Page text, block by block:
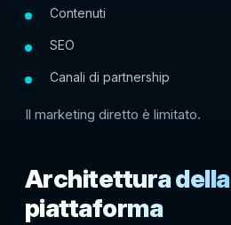
Contenuti
SEO
Canali di partnership
Il marketing diretto è limitato.
Architettura della
piattaforma